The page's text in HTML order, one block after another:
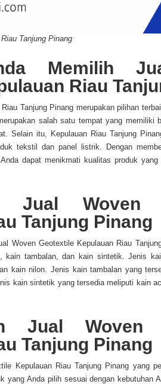
Tanjung Pinang
Memilih
Riau
Tanjung Pinang merupakan pilihan
salah satu tempat yang memiliki
Selain itu, Kepulauan Riau Tanjung
tekstil dan panel listrik. Dengan
dapat menikmati kualitas produk
Jual Woven
Tanjung Pinang
Woven Geotextile Kepulauan Riau
tambalan, dan kain sintetik. Jenis
kain nilon. Jenis kain tambalan yang
kain sintetik yang tersedia meliputi kain
Jual Woven
Tanjung Pinang
Kepulauan Riau Tanjung Pinang yang
yang Anda pilih sesuai dengan kebutuhan